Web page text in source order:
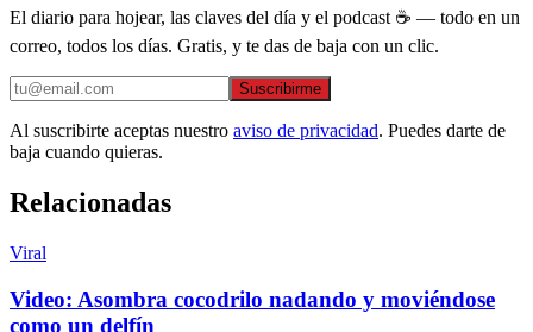
El diario para hojear, las claves del día y el podcast ☕ — todo en un
correo, todos los días. Gratis, y te das de baja con un clic.
Suscribirme
Al suscribirte aceptas nuestro aviso de privacidad. Puedes darte de
baja cuando quieras.
Relacionadas
Viral
Video: Asombra cocodrilo nadando y moviéndose
como un delfín